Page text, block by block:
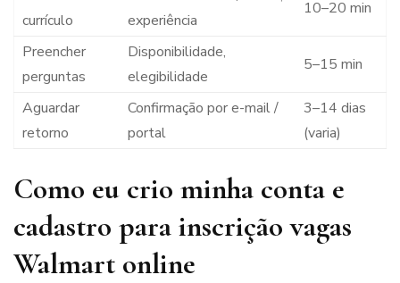
currículo
experiência
10–20 min
Preencher
perguntas
Disponibilidade,
elegibilidade
5–15 min
Aguardar
retorno
Confirmação por e-mail /
portal
3–14 dias
(varia)
Como eu crio minha conta e
cadastro para inscrição vagas
Walmart online